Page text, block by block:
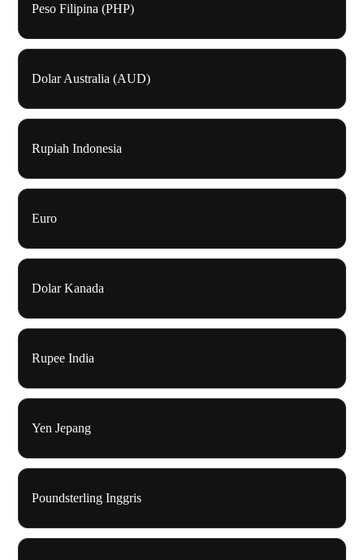
Peso Filipina (PHP)
Dolar Australia (AUD)
Rupiah Indonesia
Euro
Dolar Kanada
Rupee India
Yen Jepang
Poundsterling Inggris